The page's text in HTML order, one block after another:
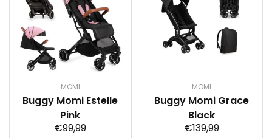
MOMI
Buggy Momi Estelle
Pink
€99,99
MOMI
Buggy Momi Grace
Black
€139,99